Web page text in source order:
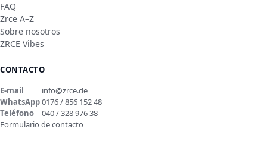
FAQ
Zrce A–Z
Sobre nosotros
ZRCE Vibes
CONTACTO
E-mail
info@zrce.de
WhatsApp0176 / 856 152 48
Teléfono
040 / 328 976 38
Formulario de contacto